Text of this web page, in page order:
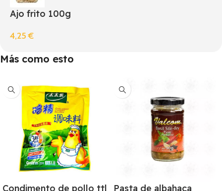
Ajo frito 100g
4,25€
Más como esto
Condimento de pollo ttl
Pasta de albahaca